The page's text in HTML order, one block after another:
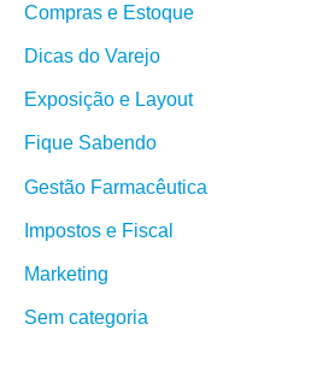
Compras e Estoque
Dicas do Varejo
Exposição e Layout
Fique Sabendo
Gestão Farmacêutica
Impostos e Fiscal
Marketing
Sem categoria